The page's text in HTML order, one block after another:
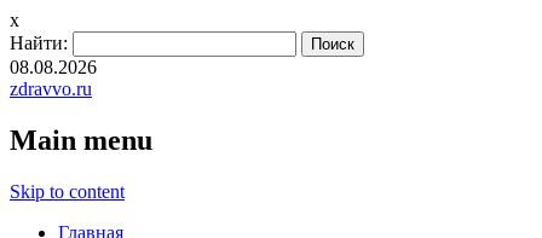
x
Найти:
08.08.2026
zdravvo.ru
Main menu
Skip to content
Главная